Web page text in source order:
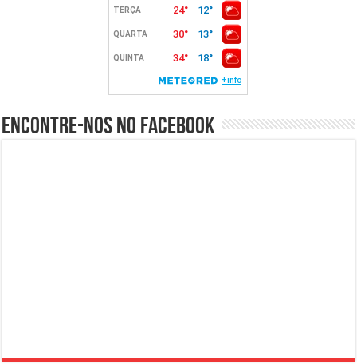
Encontre-nos no Facebook